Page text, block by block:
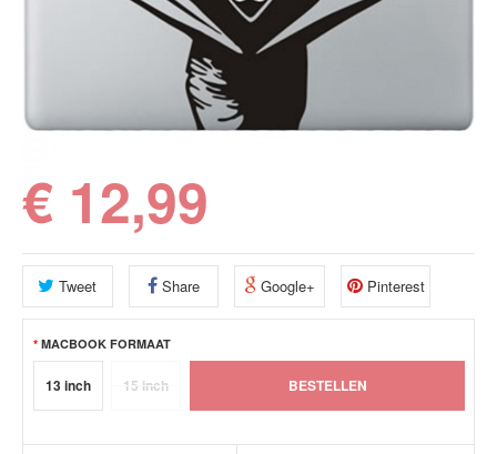
€ 12,99
Tweet Share Google+ Pinterest
MACBOOK FORMAAT
13 inch 15 inch